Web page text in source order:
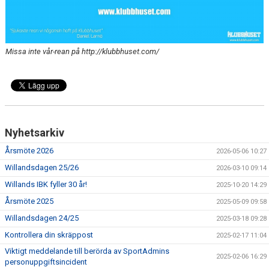
MEDLEMSSKAP
DATASKYDD
KLUBBSHOP
Missa inte vår-rean på http://klubbhuset.com/
Nyhetsarkiv
Årsmöte 2026 2026-05-06 10:27
Willandsdagen 25/26 2026-03-10 09:14
Willands IBK fyller 30 år! 2025-10-20 14:29
Årsmöte 2025 2025-05-09 09:58
Willandsdagen 24/25 2025-03-18 09:28
Kontrollera din skräppost 2025-02-17 11:04
Viktigt meddelande till berörda av SportAdmins
personuppgiftsincident
2025-02-06 16:29